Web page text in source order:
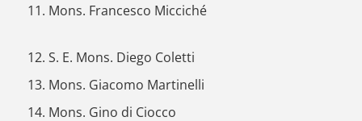
Mons. Francesco Micciché
S. E. Mons. Diego Coletti
Mons. Giacomo Martinelli
Mons. Gino di Ciocco